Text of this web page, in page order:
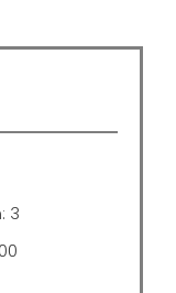
3